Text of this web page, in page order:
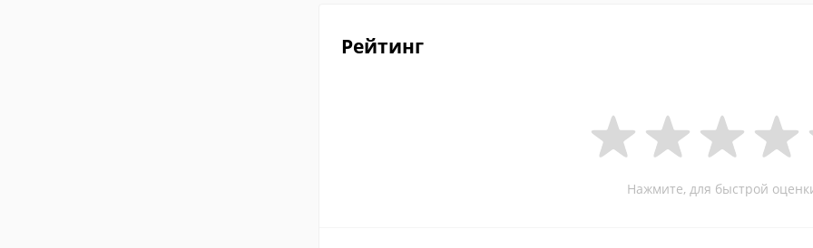
Рейтинг
Нажмите, для быстрой